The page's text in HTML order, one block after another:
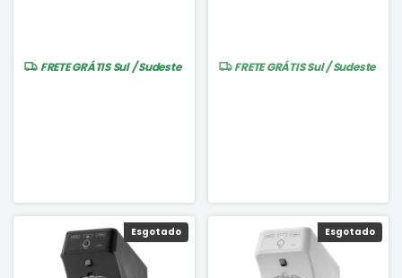
FRETE GRÁTISSul / Sudeste FRETE GRÁTISSul / Sudeste
Esgotado Esgotado